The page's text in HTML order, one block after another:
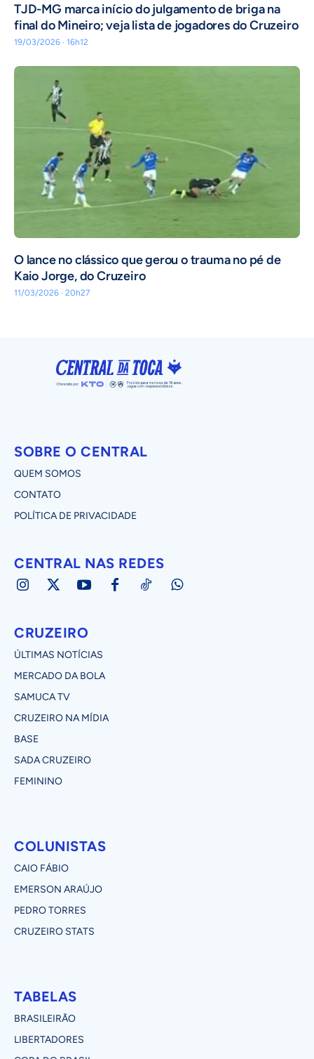
TJD-MG marca início do julgamento de briga na
final do Mineiro; veja lista de jogadores do Cruzeiro
19/03/2026 · 16h12
O lance no clássico que gerou o trauma no pé de
Kaio Jorge, do Cruzeiro
11/03/2026 · 20h27
SOBRE O CENTRAL
QUEM SOMOS
CONTATO
POLÍTICA DE PRIVACIDADE
CENTRAL NAS REDES
CRUZEIRO
ÚLTIMAS NOTÍCIAS
MERCADO DA BOLA
SAMUCA TV
CRUZEIRO NA MÍDIA
BASE
SADA CRUZEIRO
FEMININO
COLUNISTAS
CAIO FÁBIO
EMERSON ARAÚJO
PEDRO TORRES
CRUZEIRO STATS
TABELAS
BRASILEIRÃO
LIBERTADORES